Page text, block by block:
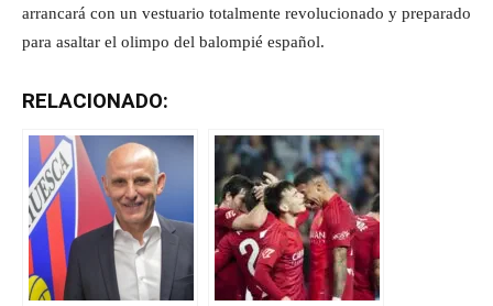
arrancará con un vestuario totalmente revolucionado y preparado
para asaltar el olimpo del balompié español.
RELACIONADO: